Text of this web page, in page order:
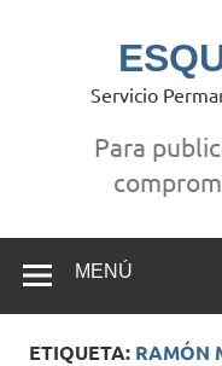
Servicio
Para
MENÚ
ETIQUETA: RAMÓN